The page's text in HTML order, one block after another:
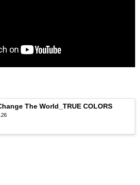
The World_TRUE COLORS